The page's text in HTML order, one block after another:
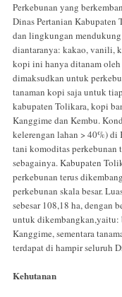
Perkebunan yang
Dinas Pertanian
dan lingkungan
diantaranya: kakao, vanili,
kopi ini hanya ditanam oleh
dimaksudkan untuk
tanaman kopi saja untuk
kabupaten Tolikara, kopi
Kanggime dan Kembu.
kelerengan lahan > 40%) di
tani komoditas perkebunan
sebagainya. Kabupaten
perkebunan terus
perkebunan skala besar.
sebesar 108,18 ha, dengan
untuk
Kanggime, sementara
terdapat di hampir seluruh
Kehutanan